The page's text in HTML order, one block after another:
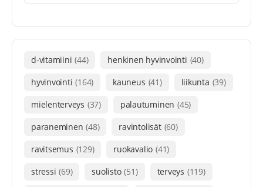
d-vitamiini (44) henkinen hyvinvointi (40)
hyvinvointi (164) kauneus (41) liikunta (39)
mielenterveys (37) palautuminen (45)
paraneminen (48) ravintolisät (60)
ravitsemus (129) ruokavalio (41)
stressi (69) suolisto (51) terveys (119)